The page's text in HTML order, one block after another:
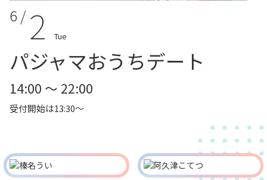
6 / 2 Tue
パジャマおうちデート
14:00 ～ 22:00
受付開始は13:30～